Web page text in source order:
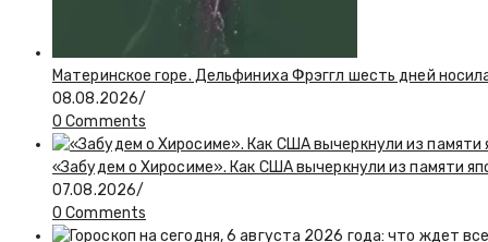
Материнское горе. Дельфиниха Фрэггл шесть дней
08.08.2026/
0 Comments
«Забудем о Хиросиме». Как США вычеркнули из памяти
07.08.2026/
0 Comments